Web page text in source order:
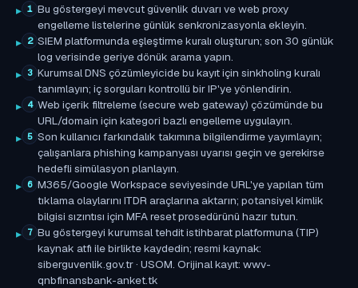
1 Bu göstergeyi mevcut güvenlik duvarı ve web proxy
engelleme listelerine günlük senkronizasyonla ekleyin.
2 SIEM platformunda eşleştirme kuralı oluşturun; son 30 günlük
log verisinde geriye dönük arama yapın.
3 Kurumsal DNS çözümleyicide bu kayıt için sinkholing kuralı
tanımlayın; iç sorguları kontrollü bir IP'ye yönlendirin.
4 Web içerik filtreleme (secure web gateway) çözümünde bu
URL/domain için kategori bazlı engelleme uygulayın.
5 Son kullanıcı farkındalık takımına bilgilendirme yayımlayın;
çalışanlara phishing kampanyası uyarısı geçin ve gerekirse
hedefli simülasyon planlayın.
6 M365/Google Workspace seviyesinde URL'ye yapılan tüm
tıklama olaylarını ITDR araçlarına aktarın; potansiyel kimlik
bilgisi sızıntısı için MFA reset prosedürünü hazır tutun.
7 Bu göstergeyi kurumsal tehdit istihbarat platformuna (TIP)
kaynak atfı ile birlikte kaydedin; resmi kaynak:
siberguvenlik.gov.tr · USOM. Orijinal kayıt: wwv-
qnbfinansbank-anket.tk